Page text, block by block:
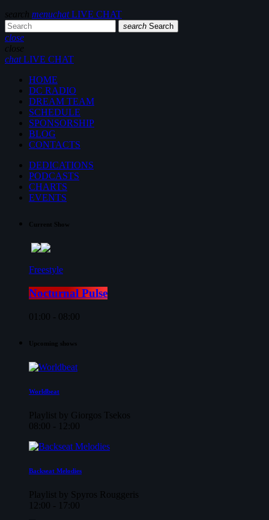
search menuchatLIVE CHAT
search Search
close
close
chatLIVE CHAT
HOME
DC RADIO
DREAM TEAM
SCHEDULE
SPONSORSHIP
BLOG
CONTACTS
DEDICATIONS
PODCASTS
CHARTS
EVENTS
Current Show
Freestyle
Nocturnal Pulse
01:00 - 08:00
Upcoming shows
Worldbeat
Playlist by Giorgos Tsekos
08:00 - 12:00
Backseat Melodies
Playlist by Spyros Rouggeris
12:00 - 17:00